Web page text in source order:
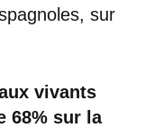
sur
vivants
68% sur la